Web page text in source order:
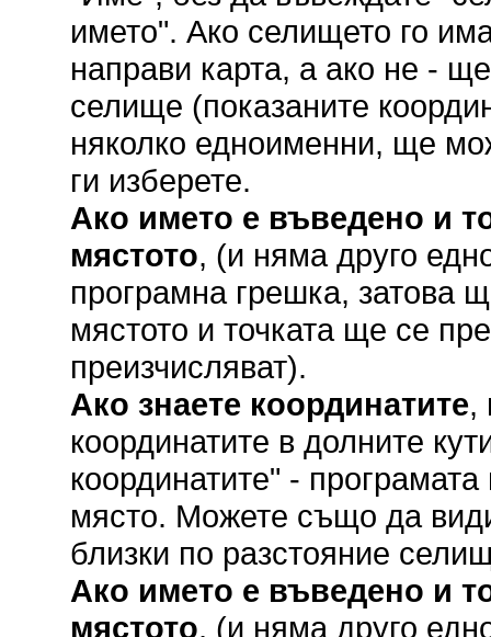
името". Ако селището го
направи карта, а ако не -
селище (показаните
няколко едноименни, ще
ги изберете.
Ако името е въведено и
мястото, (и няма друго
програмна грешка, затова
мястото и точката ще се
преизчисляват).
Ако знаете координатите,
координатите в долните
координатите" -
място. Можете също да
близки по разстояние
Ако името е въведено и
мястото, (и няма друго